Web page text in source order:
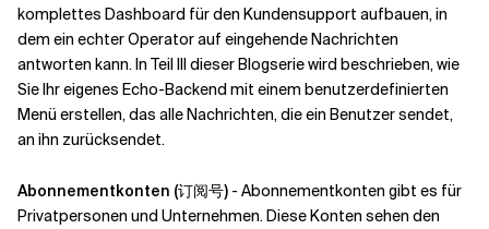
komplettes Dashboard für den Kundensupport aufbauen, in
dem ein echter Operator auf eingehende Nachrichten
antworten kann. In Teil III dieser Blogserie wird beschrieben, wie
Sie Ihr eigenes Echo-Backend mit einem benutzerdefinierten
Menü erstellen, das alle Nachrichten, die ein Benutzer sendet,
an ihn zurücksendet.
Abonnementkonten (订阅号) - Abonnementkonten gibt es für
Privatpersonen und Unternehmen. Diese Konten sehen den